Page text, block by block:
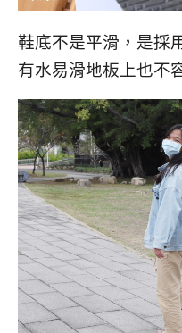
鞋底不是平滑，是採
有水易滑地板上也不